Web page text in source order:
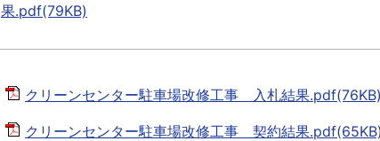
果.pdf(79KB)
クリーンセンター駐車場改修工事 入札結果
クリーンセンター駐車場改修工事 契約結果